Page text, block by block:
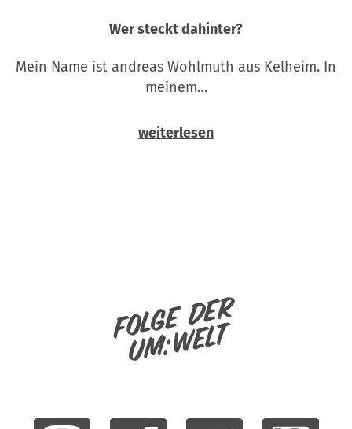
Wer steckt dahinter?
Mein Name ist andreas Wohlmuth aus Kelheim. In
meinem…
weiterlesen
Folge der
um:welt